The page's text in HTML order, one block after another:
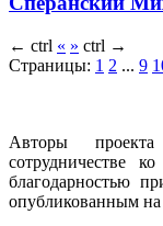
← ctrl « » ctrl →
Страницы: 1 2 ... 9
Авторы
сотрудничестве
благодарностью
опубликованным на